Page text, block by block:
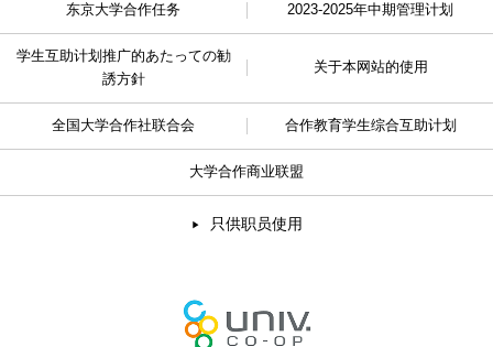
东京大学合作任务 2023-2025年中期管理计划
学生互助计划推广的あたっての勧
誘方針
关于本网站的使用
全国大学合作社联合会 合作教育学生综合互助计划
大学合作商业联盟
只供职员使用